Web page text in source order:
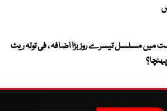
میں مسلسل تیسرے روز بڑا اضافہ ، فی تولہ ریٹ